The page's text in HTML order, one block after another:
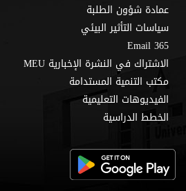
عمادة شؤون الطلبة
سياسات التأثير البيئي
Email 365
الاشتراك في النشرة الإخبارية MEU
مكتب التنمية المستدامة
الفيديوهات التعليمية
الخطط الدراسية